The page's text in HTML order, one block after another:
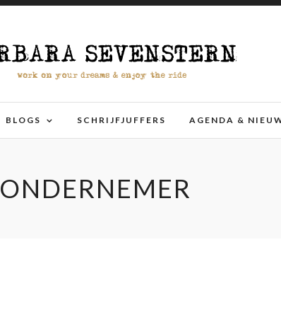
BLOGS SCHRIJFJUFFERS AGENDA &
ONDERNEMER